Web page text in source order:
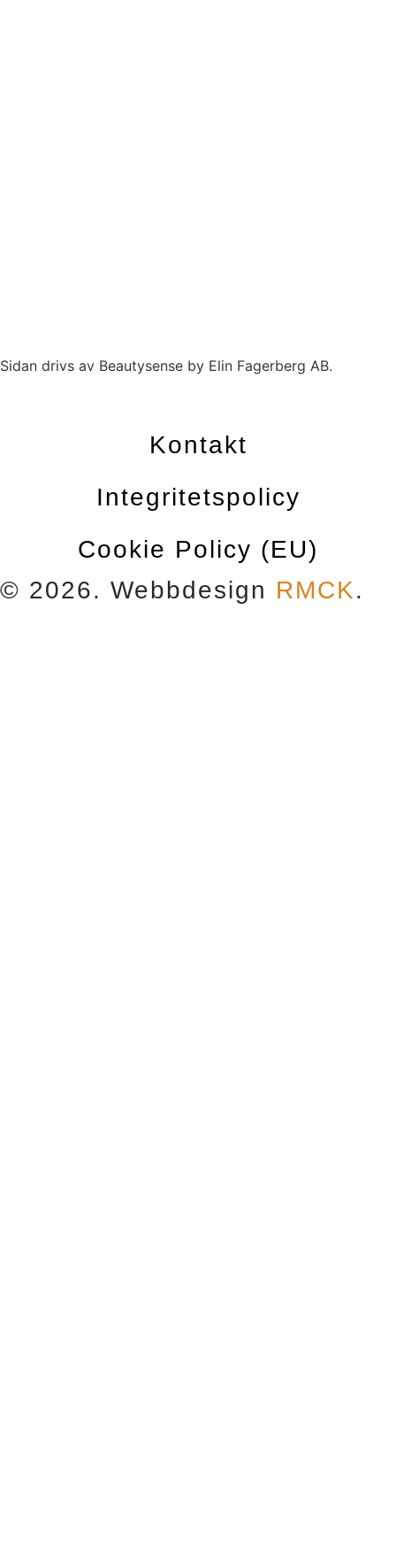
Sidan drivs av Beautysense by Elin Fagerberg AB.
Kontakt
Integritetspolicy
Cookie Policy (EU)
© 2026. Webbdesign RMCK.